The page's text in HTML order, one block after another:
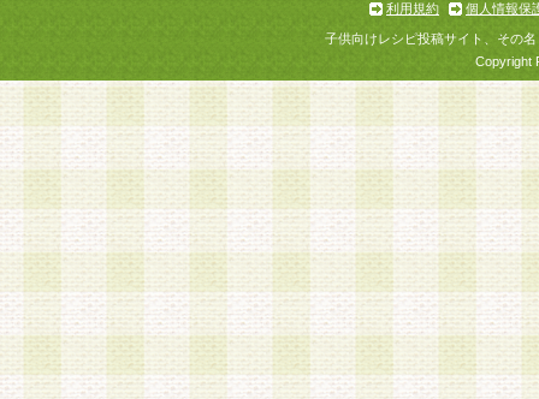
利用規約
個人情報保
子供向けレシピ投稿サイト、その
Copyright